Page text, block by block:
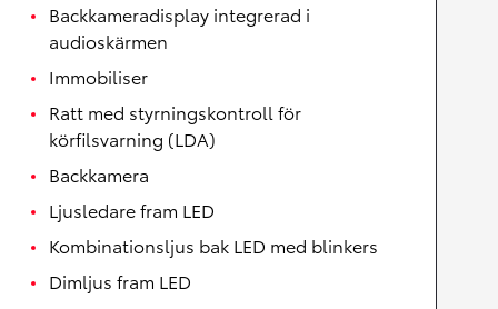
Backkameradisplay integrerad i
audioskärmen
Immobiliser
Ratt med styrningskontroll för
körfilsvarning (LDA)
Backkamera
Ljusledare fram LED
Kombinationsljus bak LED med blinkers
Dimljus fram LED